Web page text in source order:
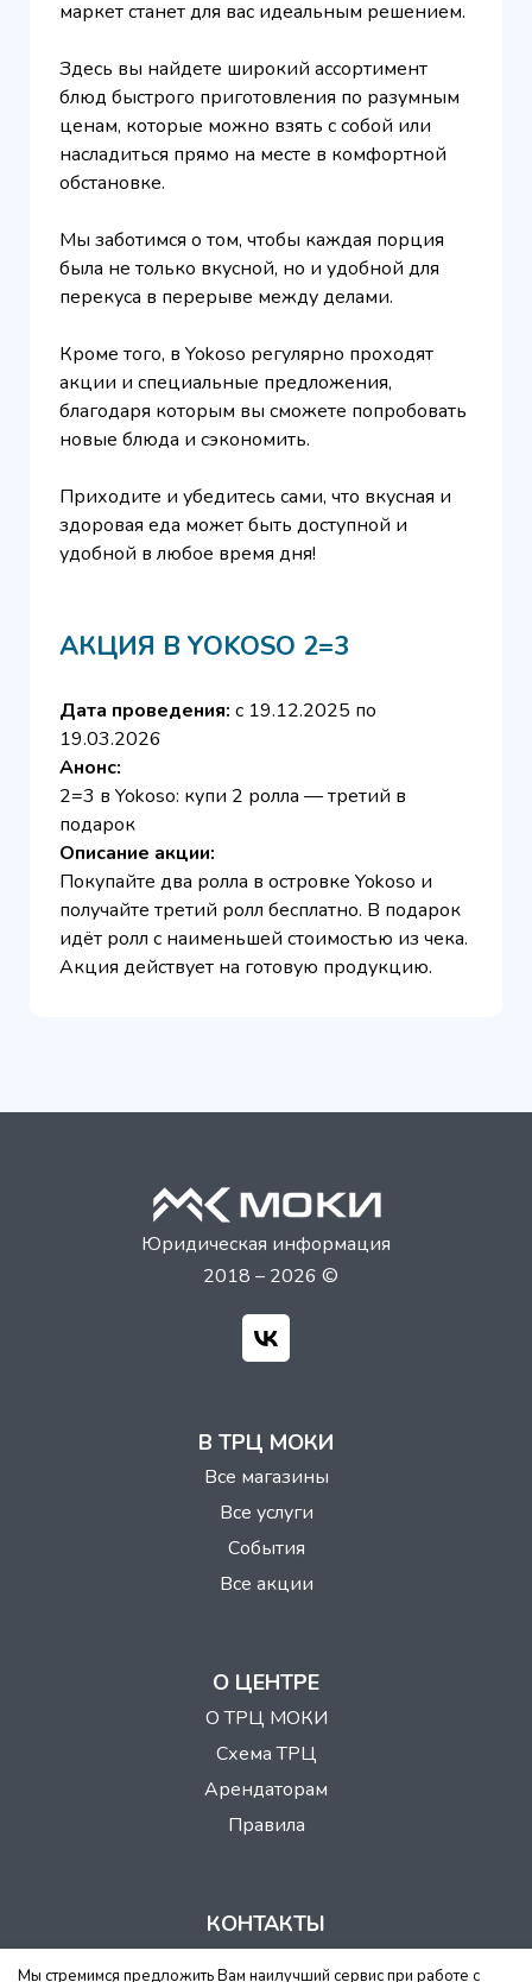
маркет станет для вас идеальным решением.
Здесь вы найдете широкий ассортимент
блюд быстрого приготовления по разумным
ценам, которые можно взять с собой или
насладиться прямо на месте в комфортной
обстановке.
Мы заботимся о том, чтобы каждая порция
была не только вкусной, но и удобной для
перекуса в перерыве между делами.
Кроме того, в Yokoso регулярно проходят
акции и специальные предложения,
благодаря которым вы сможете попробовать
новые блюда и сэкономить.
Приходите и убедитесь сами, что вкусная и
здоровая еда может быть доступной и
удобной в любое время дня!
АКЦИЯ В YOKOSO 2=3
Дата проведения: с 19.12.2025 по
19.03.2026
Анонс:
2=3 в Yokoso: купи 2 ролла — третий в
подарок
Описание акции:
Покупайте два ролла в островке Yokoso и
получайте третий ролл бесплатно. В подарок
идёт ролл с наименьшей стоимостью из чека.
Акция действует на готовую продукцию.
Юридическая информация
2018 – 2026 ©
В ТРЦ МОКИ
Все магазины
Все услуги
События
Все акции
О ЦЕНТРЕ
О ТРЦ МОКИ
Схема ТРЦ
Арендаторам
Правила
КОНТАКТЫ
г. Казань, Кулахметова, 28
Мы стремимся предложить Вам наилучший сервис при работе с